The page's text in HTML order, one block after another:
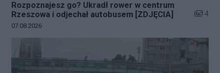
Rozpoznajesz go? Ukradł rower w centrum
Rzeszowa i odjechał autobusem [ZDJĘCIA]
Liczba
4
Data dodania galerii:
07.08.2026